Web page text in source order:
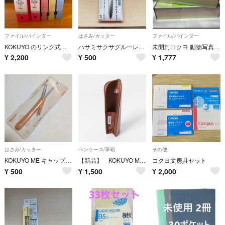
ファイル/バインダー
KOKUYO のリング式ファイル A4 5冊セット
¥ 2,200
はさみ/カッター
ハサミサクサグルーレス刃 HSM-PA100W
¥ 500
ファイル/バインダー
未開封コクヨ 動物写真アルバム 5冊セット L判240枚収納 ×2組セット (合計10冊)
¥ 1,777
はさみ/カッター
KOKUYO ME キャップのない携帯はさみ クルミブラウン
¥ 500
ペンケース/筆箱
【新品】 KOKUYO ME × commpost ペンケース アーバンリサーチ
¥ 1,500
その他
コクヨ文房具セット
¥ 2,000